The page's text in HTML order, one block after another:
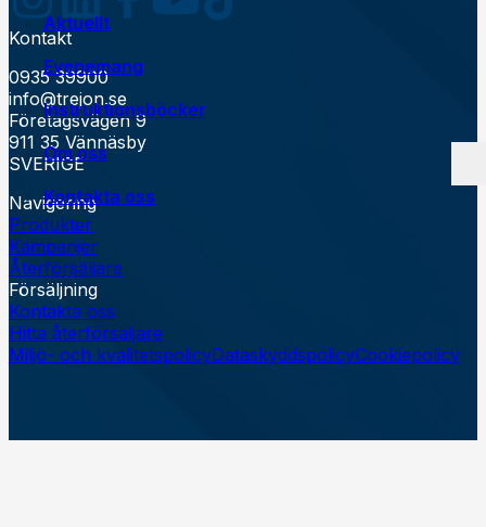
Aktuellt
Evenemang
Instruktionsböcker
Om oss
Egen tillverkning
Jobba på Trejon
Historia
Försäljningsvillkor
Kontakta oss
Kontakt
0935 39900
info@trejon.se
Företagsvägen 9
911 35 Vännäsby
SVERIGE
Navigering
Produkter
Kampanjer
Återförsäljare
Försäljning
Kontakta oss
Hitta återförsäljare
Miljö- och kvalitetspolicyDataskyddspolicyCookiepolicy